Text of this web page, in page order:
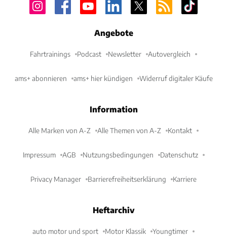
Angebote
Fahrtrainings Podcast Newsletter Autovergleich
ams+ abonnieren ams+ hier kündigen Widerruf digitaler Käufe
Information
Alle Marken von A-Z Alle Themen von A-Z Kontakt
Impressum AGB Nutzungsbedingungen Datenschutz
Privacy Manager Barrierefreiheitserklärung Karriere
Heftarchiv
auto motor und sport Motor Klassik Youngtimer